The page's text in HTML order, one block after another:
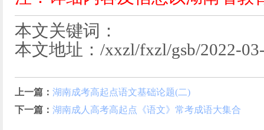
本文关键词：
本文地址：/xxzl/fxzl/gsb/2022-
上一篇： 湖南成考高起点语文基础论题(二)
下一篇： 湖南成人高考高起点《语文》常考成语大集合